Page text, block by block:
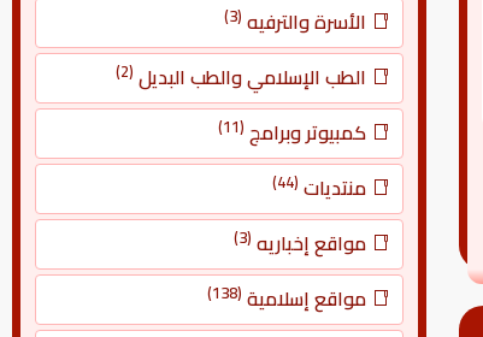
الأسرة والترفيه (3)
الطب الإسلامي والطب البديل (2)
كمبيوتر وبرامج (11)
منتديات (44)
مواقع إخباريه (3)
مواقع إسلامية (138)